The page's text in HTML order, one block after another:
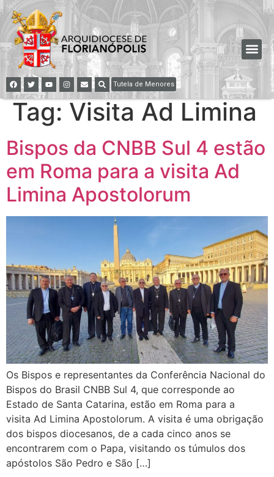
Tutela de Menores
Tag: Visita Ad Limina
Bispos da CNBB Sul 4 estão
em Roma para a visita Ad
Limina Apostolorum
Os Bispos e representantes da Conferência Nacional do
Bispos do Brasil CNBB Sul 4, que corresponde ao
Estado de Santa Catarina, estão em Roma para a
visita Ad Limina Apostolorum. A visita é uma obrigação
dos bispos diocesanos, de a cada cinco anos se
encontrarem com o Papa, visitando os túmulos dos
apóstolos São Pedro e São […]